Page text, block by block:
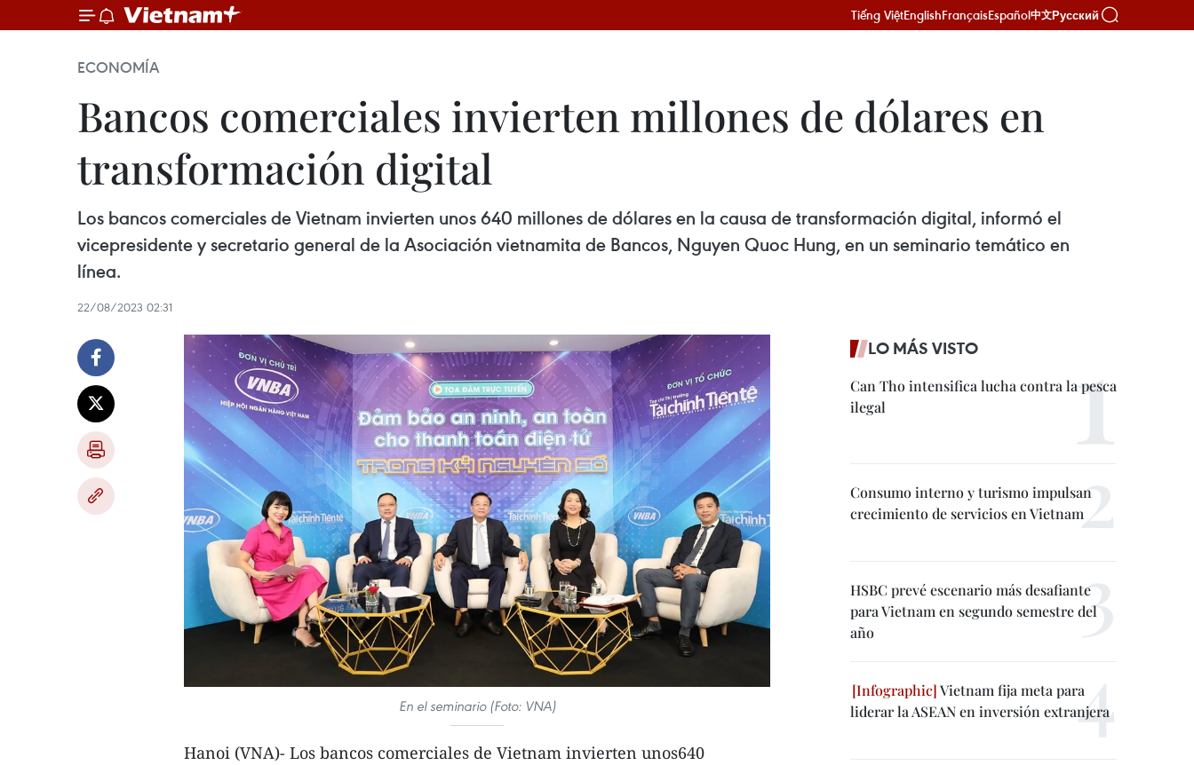
Tiếng ViệtEnglishFrançaisEspañol中文Русский
ECONOMÍA
Bancos comerciales invierten millones de dólares en
transformación digital
Los bancos comerciales de Vietnam invierten unos 640 millones de dólares en la causa de transformación digital, informó el
vicepresidente y secretario general de la Asociación vietnamita de Bancos, Nguyen Quoc Hung, en un seminario temático en
línea.
22/08/2023 02:31
En el seminario (Foto: VNA)
Hanoi (VNA)- Los bancos comerciales de Vietnam invierten unos640
LO MÁS VISTO
Can Tho intensifica lucha contra la pesca
ilegal
Consumo interno y turismo impulsan
crecimiento de servicios en Vietnam
HSBC prevé escenario más desafiante
para Vietnam en segundo semestre del
año
Vietnam fija meta para
liderar la ASEAN en inversión extranjera